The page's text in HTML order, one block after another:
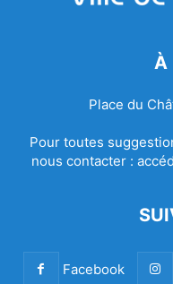
À
Place du
Pour toutes
nous contacter :
Facebook